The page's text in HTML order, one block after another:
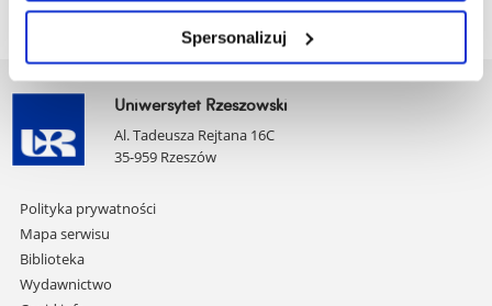
Spersonalizuj
Uniwersytet Rzeszowski
Al. Tadeusza Rejtana 16C
35-959 Rzeszów
Pomiń
nawigację
i
przejdź
Polityka prywatności
Mapa serwisu
Biblioteka
Wydawnictwo